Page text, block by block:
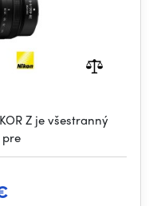
Z je všestranný